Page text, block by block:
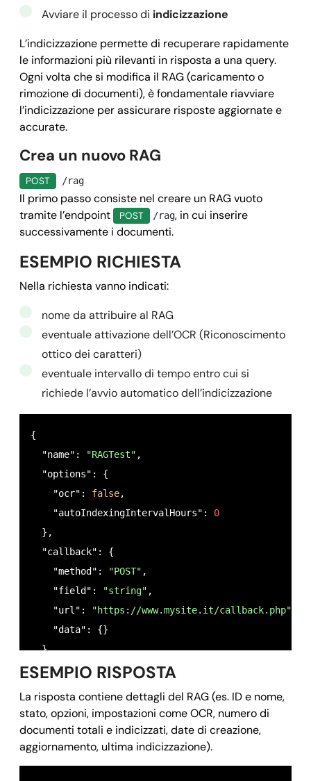
Avviare il processo di indicizzazione
L’indicizzazione permette di recuperare rapidamente
le informazioni più rilevanti in risposta a una query.
Ogni volta che si modifica il RAG (caricamento o
rimozione di documenti), è fondamentale riavviare
l’indicizzazione per assicurare risposte aggiornate e
accurate.
Crea un nuovo RAG
POST /rag
Il primo passo consiste nel creare un RAG vuoto
tramite l’endpoint
POST /rag, in cui inserire
successivamente i documenti.
ESEMPIO RICHIESTA
Nella richiesta vanno indicati:
nome da attribuire al RAG
eventuale attivazione dell’OCR (Riconoscimento
ottico dei caratteri)
eventuale intervallo di tempo entro cui si
richiede l’avvio automatico dell’indicizzazione
{
  "name":
"RAGTest" ,
  "options": {
    "ocr":
false,
    "autoIndexingIntervalHours":
0
  },
  "callback": {
    "method":
"POST" ,
    "field":
"string" ,
    "url":
"https://www.mysite.it/callback.php"
    "data": {}
  }
}
ESEMPIO RISPOSTA
La risposta contiene dettagli del RAG (es. ID e nome,
stato, opzioni, impostazioni come OCR, numero di
documenti totali e indicizzati, date di creazione,
aggiornamento, ultima indicizzazione).